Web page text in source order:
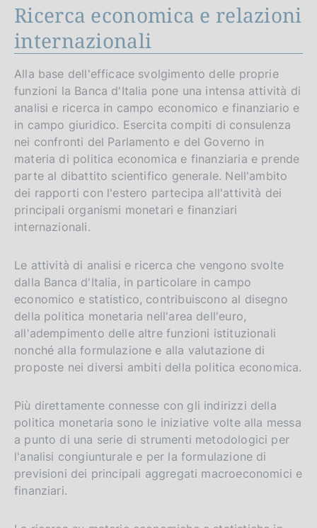
Ricerca economica e relazioni
internazionali
Alla base dell'efficace svolgimento delle proprie
funzioni la Banca d'Italia pone una intensa attività di
analisi e ricerca in campo economico e finanziario e
in campo giuridico. Esercita compiti di consulenza
nei confronti del Parlamento e del Governo in
materia di politica economica e finanziaria e prende
parte al dibattito scientifico generale. Nell'ambito
dei rapporti con l'estero partecipa all'attività dei
principali organismi monetari e finanziari
internazionali.
Le attività di analisi e ricerca che vengono svolte
dalla Banca d'Italia, in particolare in campo
economico e statistico, contribuiscono al disegno
della politica monetaria nell'area dell'euro,
all'adempimento delle altre funzioni istituzionali
nonché alla formulazione e alla valutazione di
proposte nei diversi ambiti della politica economica.
Più direttamente connesse con gli indirizzi della
politica monetaria sono le iniziative volte alla messa
a punto di una serie di strumenti metodologici per
l'analisi congiunturale e per la formulazione di
previsioni dei principali aggregati macroeconomici e
finanziari.